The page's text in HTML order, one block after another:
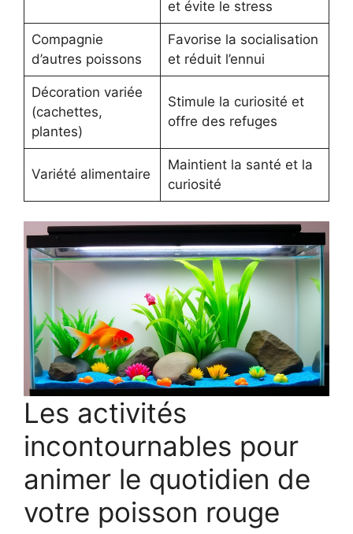
et évite le stress
Compagnie
d’autres poissons
Favorise la socialisation
et réduit l’ennui
Décoration variée
(cachettes,
plantes)
Stimule la curiosité et
offre des refuges
Variété alimentaire
Maintient la santé et la
curiosité
Les activités
incontournables pour
animer le quotidien de
votre poisson rouge